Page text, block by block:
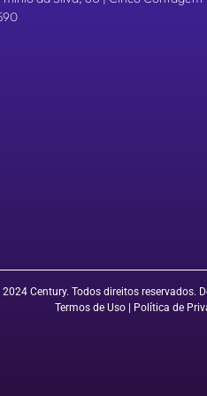
Century. Todos direitos reservados.
Termos de Uso
| Política de